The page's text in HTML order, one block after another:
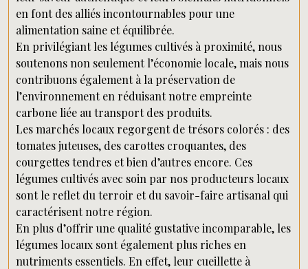
en font des alliés incontournables pour une
alimentation saine et équilibrée.
En privilégiant les légumes cultivés à proximité, nous
soutenons non seulement l’économie locale, mais nous
contribuons également à la préservation de
l’environnement en réduisant notre empreinte
carbone liée au transport des produits.
Les marchés locaux regorgent de trésors colorés : des
tomates juteuses, des carottes croquantes, des
courgettes tendres et bien d’autres encore. Ces
légumes cultivés avec soin par nos producteurs locaux
sont le reflet du terroir et du savoir-faire artisanal qui
caractérisent notre région.
En plus d’offrir une qualité gustative incomparable, les
légumes locaux sont également plus riches en
nutriments essentiels. En effet, leur cueillette à